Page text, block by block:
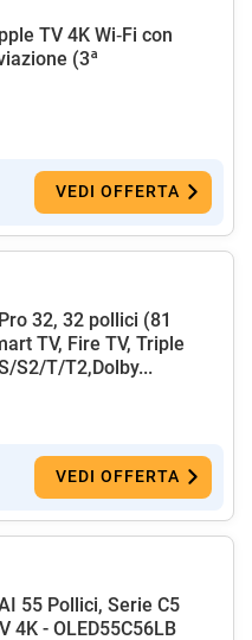
TV 4K Wi‑Fi con
(3ª
VEDI OFFERTA
32, 32 pollici (81
TV, Fire TV, Triple
S2/T/T2,Dolby...
VEDI OFFERTA
55 Pollici, Serie C5
4K - OLED55C56LB